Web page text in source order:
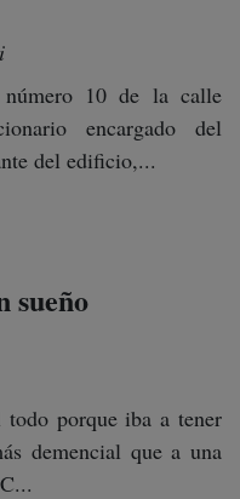
10 de la calle
encargado del
del edificio,...
sueño
porque iba a tener
demencial que a una